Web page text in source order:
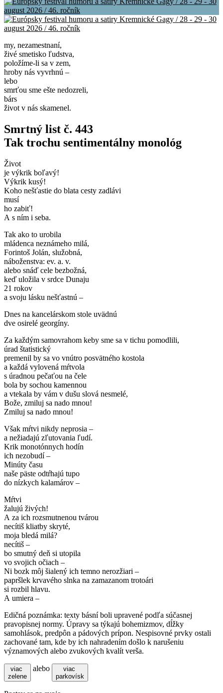
my, nezamestnaní,
živé smetisko ľudstva,
položíme-li sa v zem,
hroby nás vyvrhnú –
lebo
smrťou sme ešte nedozreli,
bárs
život v nás skamenel.
Smrtný list č. 443
Tak trochu sentimentálny monológ
Život
je výkrik boľavý!
Výkrik kusý!
Koho nešťastie do blata cesty zadlávi
musí
ho zabiť!
A s ním i seba.
Tak ako to urobila
mládenca neznámeho milá,
Forintoš Jolán, služobná,
náboženstva: ev. a. v.
alebo snáď cele bezbožná,
keď uložila v srdce Dunaju
21 rokov
a svoju lásku nešťastnú –
Dnes na kancelárskom stole uvädnú
dve osirelé georgíny.
Za každým samovrahom keby sme sa v tichu pomodlili,
úrad štatistický
premenil by sa vo vnútro posvätného kostola
a každá vylovená mŕtvola
s úradnou pečaťou na čele
bola by sochou kamennou
a vtekala by vám v dušu slová nesmelé,
Bože, zmiluj sa nado mnou!
Zmiluj sa nado mnou!
Však mŕtvi nikdy neprosia –
a nežiadajú zľutovania ľudí.
Krik monotónnych hodín
ich nezobudí –
Minúty času
naše päste odtŕhajú tupo
do nízkych kalamárov –
Mŕtvi
žalujú živých!
A za ich rozsmutnenou tvárou
necítiš kliatby skryté,
moja bledá milá?
necítiš –
bo smutný deň si utopila
vo svojich očiach –
Ni bozk môj šialený ich temno nerozžiari –
papršlek krvavého slnka na zamazanom trotoári
si rozbil hlavu.
A umiera –
Edičná poznámka: texty básní boli upravené podľa súčasnej
pravopisnej normy. Úpravy sa týkajú bohemizmov, dĺžky
samohlások, predpôn a pádových prípon. Nespisovné prvky ostali
zachované tam, kde by ich nahradením došlo k narušeniu
významových alebo zvukových kvalít verša.
viac
zelene
alebo
viac
parkovísk